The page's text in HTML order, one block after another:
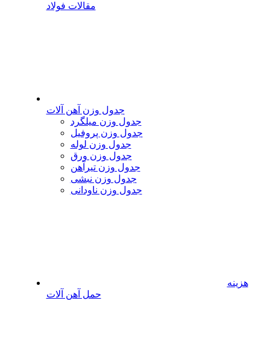
مقالات فولاد
جدول وزن آهن آلات
جدول وزن میلگرد
جدول وزن پروفیل
جدول وزن لوله
جدول وزن ورق
جدول وزن تیرآهن
جدول وزن نبشی
جدول وزن ناودانی
هزینه
حمل آهن آلات